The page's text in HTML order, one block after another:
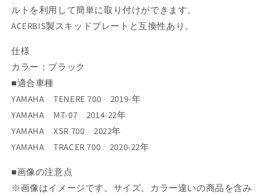
700
の
量
を
減
ら
す
700
の
を
や
す
ルトを利用して簡単に取り付けができます。
ACERBIS製スキッドプレートと互換性あり。
仕様
カラー：ブラック
■適合車種
YAMAHA TENERE 700 2019-年
YAMAHA MT-07 2014-22年
YAMAHA XSR 700 2022年
YAMAHA TRACER 700 2020-22年
■画像の注意点
※画像はイメージです。サイズ、カラー違いの商品を含み